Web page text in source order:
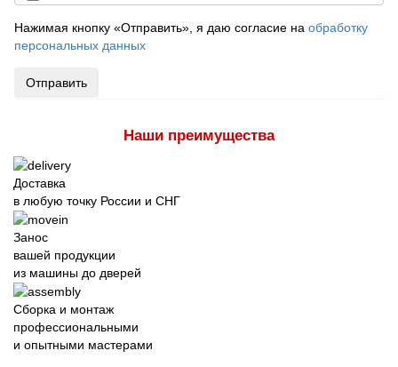
Нажимая кнопку «Отправить», я даю согласие на обработку
персональных данных
Отправить
Наши преимущества
Доставка
в любую точку России и СНГ
Занос
вашей продукции
из машины до дверей
Сборка и монтаж
профессиональными
и опытными мастерами